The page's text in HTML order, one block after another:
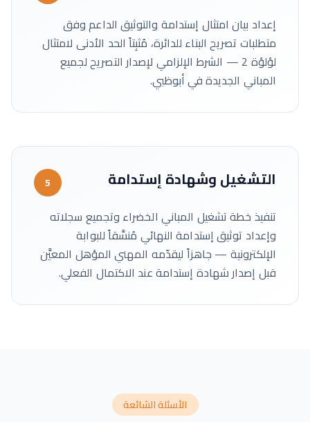
إعداد بيان امتثال إستدامة والتوثيق الداعم وفق
متطلبات تصريح البناء للدائرة، مُثبِتاً الحد الأدنى لامتثال
لؤلؤة 2 — الشرط الإلزامي لإصدار التصريح لجميع
المباني الجديدة في أبوظبي.
التشغيل وشهادة إستدامة 5
تنفيذ خطة تشغيل المباني الخضراء وتجميع سجلاته
وإعداد توثيق إستدامة النهائي مُنسَّقاً للبوابة
الإلكترونية — جاهزاً ليقدّمه المهني المؤهل المعيَّن
قبل إصدار شهادة إستدامة عند الاكتمال الفعلي.
الأسئلة الشائعة